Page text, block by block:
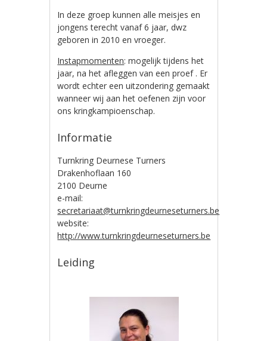
In deze groep kunnen alle meisjes en
jongens terecht vanaf 6 jaar, dwz
geboren in 2010 en vroeger.
Instapmomenten: mogelijk tijdens het
jaar, na het afleggen van een proef . Er
wordt echter een uitzondering gemaakt
wanneer wij aan het oefenen zijn voor
ons kringkampioenschap.
Informatie
Turnkring Deurnese Turners
Drakenhoflaan 160
2100 Deurne
e-mail:
secretariaat@turnkringdeurneseturners.be
website:
http://www.turnkringdeurneseturners.be
Leiding